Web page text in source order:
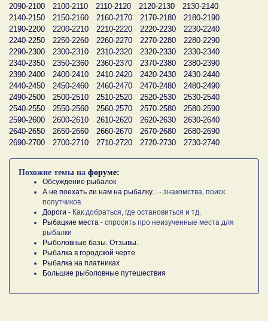
2090-2100
2100-2110 2110-2120 2120-2130
2130-2140
2140-2150
2150-2160 2160-2170 2170-2180
2180-2190
2190-2200
2200-2210 2210-2220 2220-2230
2230-2240
2240-2250
2250-2260 2260-2270 2270-2280
2280-2290
2290-2300
2300-2310 2310-2320 2320-2330
2330-2340
2340-2350
2350-2360 2360-2370 2370-2380
2380-2390
2390-2400
2400-2410 2410-2420 2420-2430
2430-2440
2440-2450
2450-2460 2460-2470 2470-2480
2480-2490
2490-2500
2500-2510 2510-2520 2520-2530
2530-2540
2540-2550
2550-2560 2560-2570 2570-2580
2580-2590
2590-2600
2600-2610 2610-2620 2620-2630
2630-2640
2640-2650
2650-2660 2660-2670 2670-2680
2680-2690
2690-2700
2700-2710 2710-2720 2720-2730 2730-2740
Похожие темы на форуме:
Обсуждение рыбалок
А не поехать ли нам на рыбалку...
- знакомства, поиск
попутчиков
Дороги - Как добраться, где остановиться и тд.
Рыбацкие места - спросить про неизученные места для
рыбалки
Рыболовные базы. Отзывы.
Рыбалка в городской черте
Рыбалка на платниках
Большие рыболовные путешествия